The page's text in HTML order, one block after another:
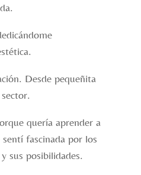
Desde pequeñita
quería aprender a
fascinada por los
sus posibilidades.